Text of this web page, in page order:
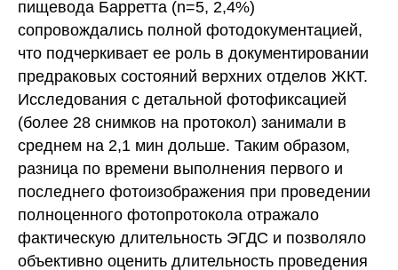
пищевода Барретта (n=5, 2,4%)
сопровождались полной фотодокументацией,
что подчеркивает ее роль в документировании
предраковых состояний верхних отделов ЖКТ.
Исследования с детальной фотофиксацией
(более 28 снимков на протокол) занимали в
среднем на 2,1 мин дольше. Таким образом,
разница по времени выполнения первого и
последнего фотоизображения при проведении
полноценного фотопротокола отражало
фактическую длительность ЭГДС и позволяло
объективно оценить длительность проведения